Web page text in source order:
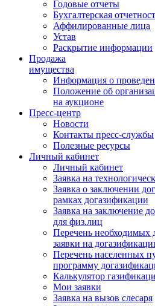
Годовые отчеты
Бухгалтерская
Аффилированные лица
Устав
Раскрытие информации
Продажа
имущества
Информация о
Положение об
на аукционе
Пресс-центр
Новости
Контакты пресс-службы
Полезные ресурсы
Личный кабинет
Личный кабинет
Заявка на
Заявка о заключении
рамках догазификации
Заявка на заключение
для физ.лиц
Перечень необходимых
заявки на
Перечень населенных
программу
Калькулятор
Мои заявки
Заявка на вызов слесаря